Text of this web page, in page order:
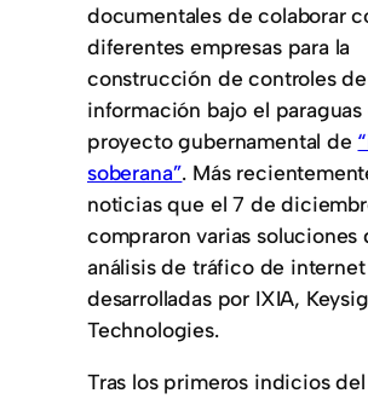
documentales de colaborar
diferentes empresas para la
construcción de controles de
información bajo el paraguas
proyecto gubernamental de
soberana”. Más
noticias que el 7 de
compraron varias soluciones
análisis de tráfico de internet
desarrolladas por IXIA,
Technologies.
Tras los primeros indicios